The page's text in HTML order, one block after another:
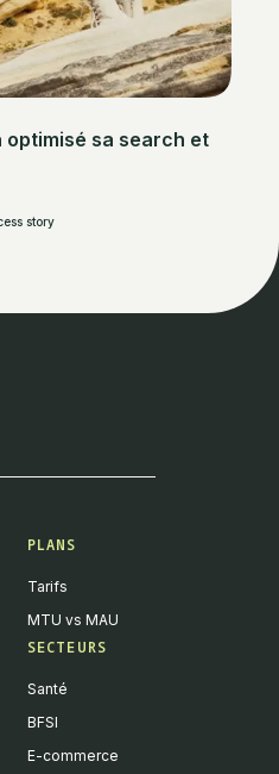
optimisé sa search et
story
PLANS
Tarifs
MTU vs MAU
SECTEURS
Santé
BFSI
E-commerce